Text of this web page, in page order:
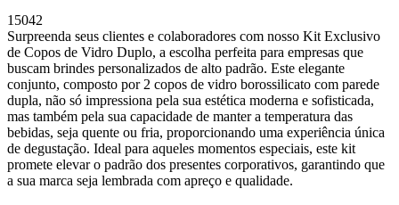
15042
Surpreenda seus clientes e colaboradores com nosso Kit Exclusivo
de Copos de Vidro Duplo, a escolha perfeita para empresas que
buscam brindes personalizados de alto padrão. Este elegante
conjunto, composto por 2 copos de vidro borossilicato com parede
dupla, não só impressiona pela sua estética moderna e sofisticada,
mas também pela sua capacidade de manter a temperatura das
bebidas, seja quente ou fria, proporcionando uma experiência única
de degustação. Ideal para aqueles momentos especiais, este kit
promete elevar o padrão dos presentes corporativos, garantindo que
a sua marca seja lembrada com apreço e qualidade.